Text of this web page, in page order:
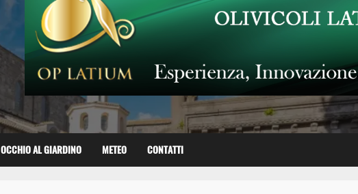
OCCHIO AL GIARDINO METEO CONTATTI